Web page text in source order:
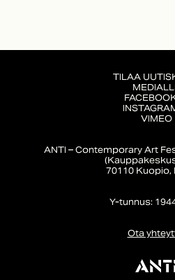
TILAA
VIMEO
ANTI – Contemporary Art
70110 Kuopio,
Y-tunnus:
Ota